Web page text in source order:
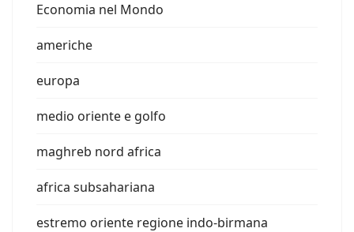
Economia nel Mondo
americhe
europa
medio oriente e golfo
maghreb nord africa
africa subsahariana
estremo oriente regione indo-birmana